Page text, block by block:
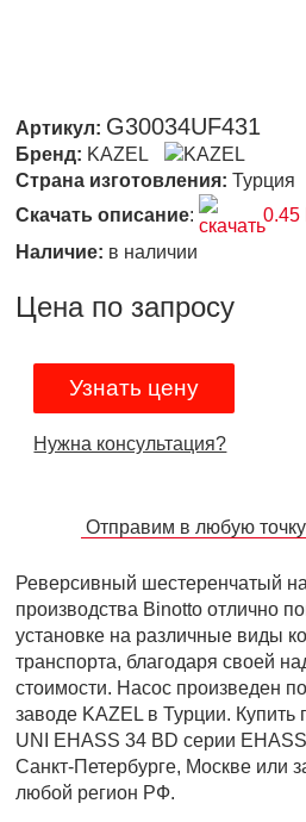
Артикул: G30034UF431
Бренд: KAZEL
Страна изготовления: Турция
Скачать описание:
0.45
Наличие: в наличии
Цена по запросу
Узнать цену
Нужна консультация?
Отправим в любую
Реверсивный шестеренчатый
производства Binotto отлично
установке на различные виды
транспорта, благодаря своей
стоимости. Насос произведен
заводе KAZEL в Турции. Купить
UNI EHASS 34 BD серии
Санкт-Петербурге, Москве или
любой регион РФ.